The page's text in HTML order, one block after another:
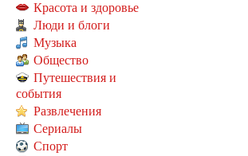
Красота и здоровье
Люди и блоги
Музыка
Общество
Путешествия и
события
Развлечения
Сериалы
Спорт